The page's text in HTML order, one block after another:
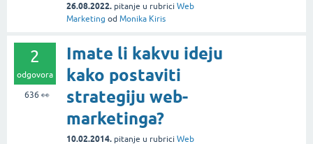
26.08.2022. pitanje u rubrici Web
Marketing od Monika Kiris
2
odgovora
636 👀
Imate li kakvu ideju
kako postaviti
strategiju web-
marketinga?
10.02.2014. pitanje u rubrici Web